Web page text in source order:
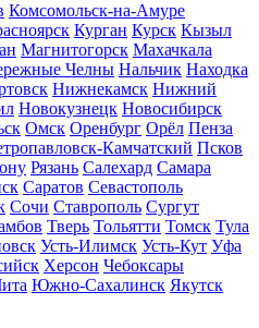
Комсомольск-на-Амуре
Курган Курск Кызыл
Магнитогорск Махачкала
Челны Нальчик Находка
Нижнекамск Нижний
Новокузнецк Новосибирск
Омск Оренбург Орёл Пенза
Камчатский Псков
Рязань Салехард Самара
Саратов Севастополь
Сочи Ставрополь Сургут
Тверь Тольятти Томск Тула
Усть-Илимск Усть-Кут Уфа
Херсон Чебоксары
Южно-Сахалинск Якутск